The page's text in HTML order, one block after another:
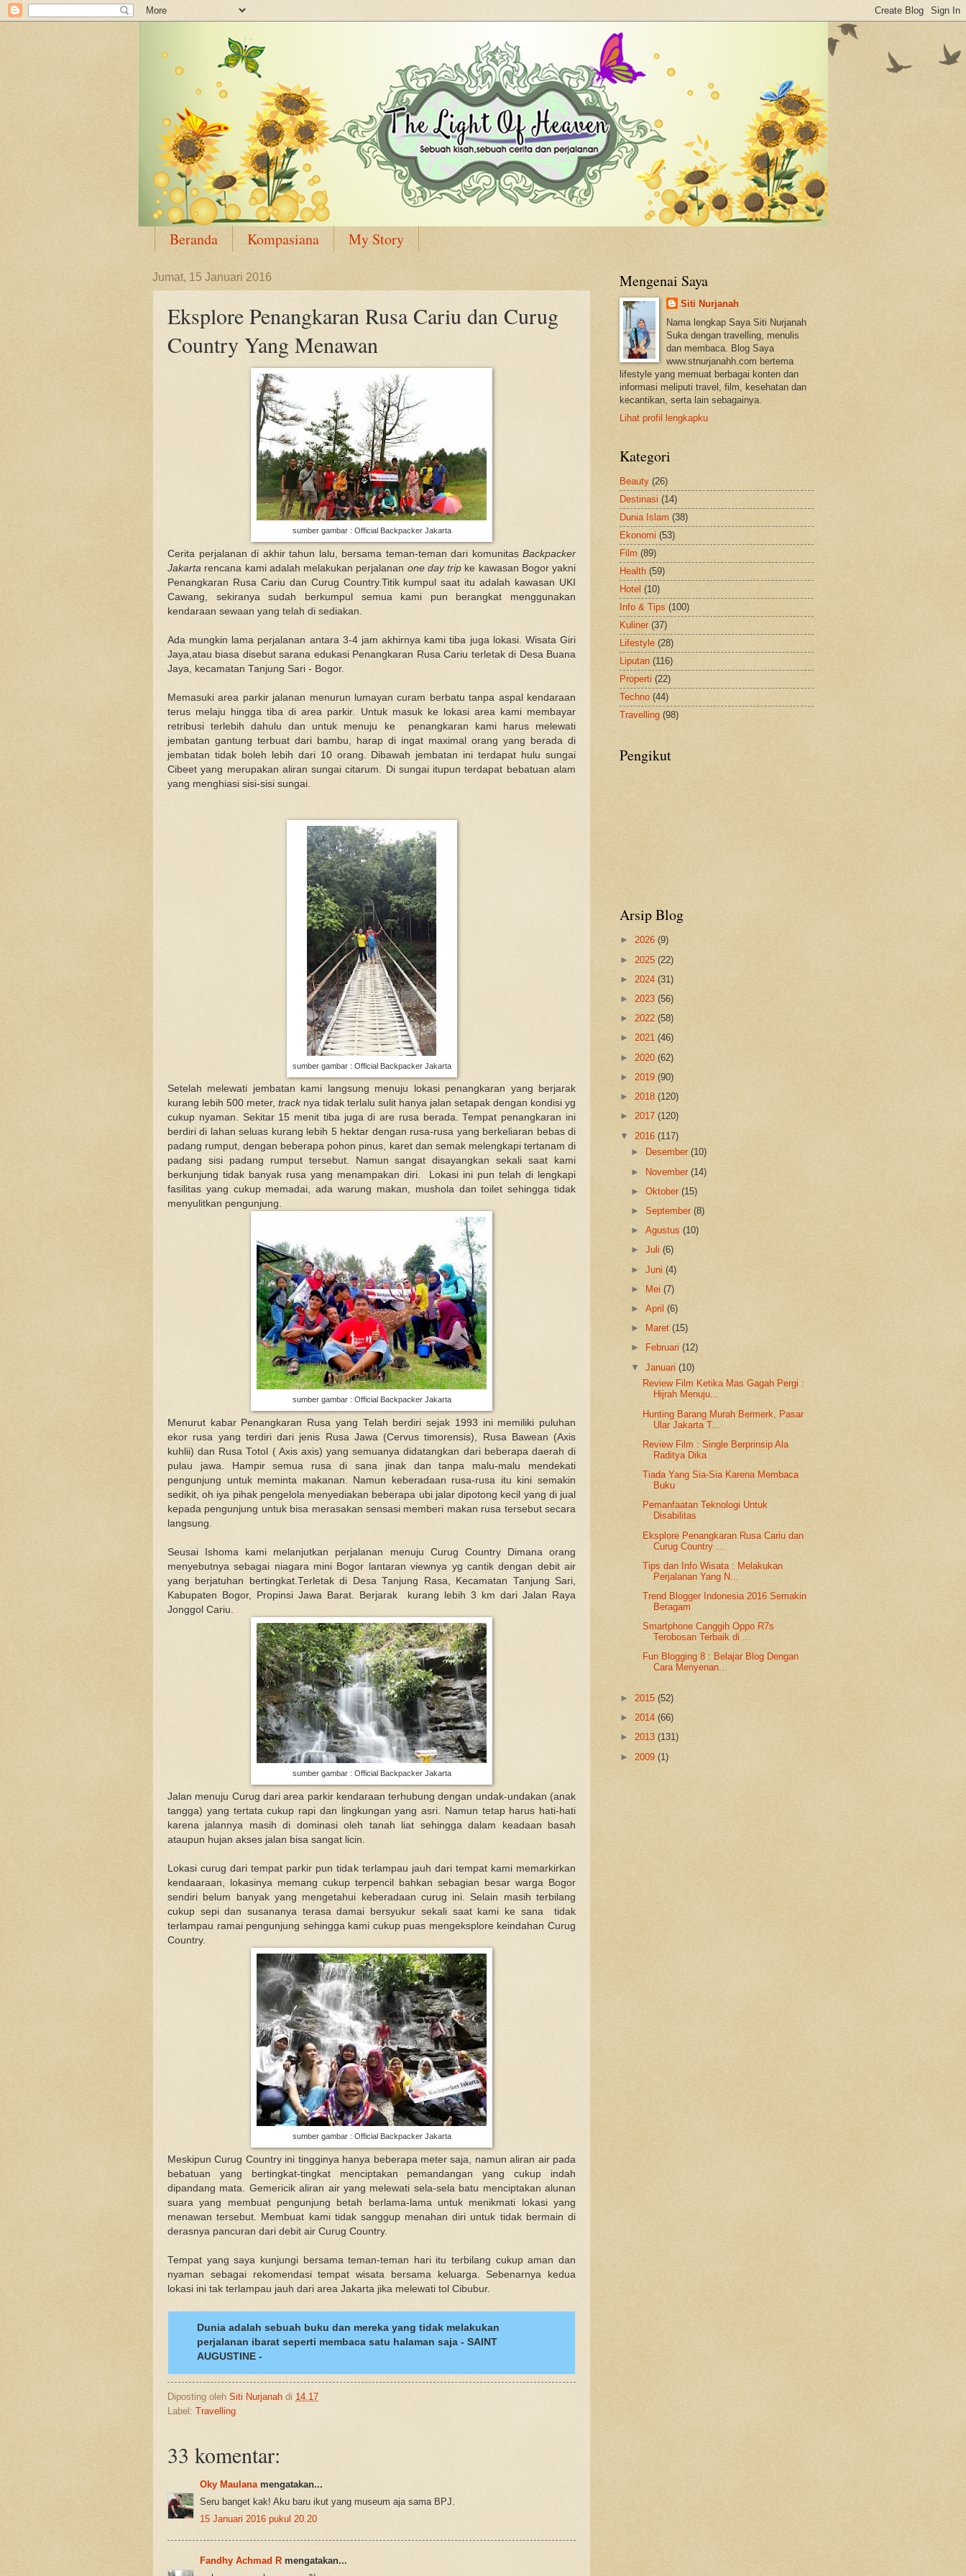
Beranda Kompasiana My Story
Jumat, 15 Januari 2016
Eksplore Penangkaran Rusa Cariu dan Curug
Country Yang Menawan
sumber gambar : Official Backpacker Jakarta
Cerita perjalanan di akhir tahun lalu, bersama teman-teman dari komunitas Backpacker
Jakarta rencana kami adalah melakukan perjalanan one day trip ke kawasan Bogor yakni
Penangkaran Rusa Cariu dan Curug Country.Titik kumpul saat itu adalah kawasan UKI
Cawang, sekiranya sudah berkumpul semua kami pun berangkat menggunakan
kendaraan sewaan yang telah di sediakan.
Ada mungkin lama perjalanan antara 3-4 jam akhirnya kami tiba juga lokasi. Wisata Giri
Jaya,atau biasa disebut sarana edukasi Penangkaran Rusa Cariu terletak di Desa Buana
Jaya, kecamatan Tanjung Sari - Bogor.
Memasuki area parkir jalanan menurun lumayan curam berbatu tanpa aspal kendaraan
terus melaju hingga tiba di area parkir. Untuk masuk ke lokasi area kami membayar
retribusi terlebih dahulu dan untuk menuju ke penangkaran kami harus melewati
jembatan gantung terbuat dari bambu, harap di ingat maximal orang yang berada di
jembatan tidak boleh lebih dari 10 orang. Dibawah jembatan ini terdapat hulu sungai
Cibeet yang merupakan aliran sungai citarum. Di sungai itupun terdapat bebatuan alam
yang menghiasi sisi-sisi sungai.
sumber gambar : Official Backpacker Jakarta
Setelah melewati jembatan kami langsung menuju lokasi penangkaran yang berjarak
kurang lebih 500 meter, track nya tidak terlalu sulit hanya jalan setapak dengan kondisi yg
cukup nyaman. Sekitar 15 menit tiba juga di are rusa berada. Tempat penangkaran ini
berdiri di lahan seluas kurang lebih 5 hektar dengan rusa-rusa yang berkeliaran bebas di
padang rumput, dengan beberapa pohon pinus, karet dan semak melengkapi tertanam di
padang sisi padang rumput tersebut. Namun sangat disayangkan sekali saat kami
berkunjung tidak banyak rusa yang menampakan diri. Lokasi ini pun telah di lengkapi
fasilitas yang cukup memadai, ada warung makan, mushola dan toilet sehingga tidak
menyulitkan pengunjung.
sumber gambar : Official Backpacker Jakarta
Menurut kabar Penangkaran Rusa yang Telah berdiri sejak 1993 ini memiliki puluhan
ekor rusa yang terdiri dari jenis Rusa Jawa (Cervus timorensis), Rusa Bawean (Axis
kuhlii) dan Rusa Totol ( Axis axis) yang semuanya didatangkan dari beberapa daerah di
pulau jawa. Hampir semua rusa di sana jinak dan tanpa malu-malu mendekati
pengunjung untuk meminta makanan. Namun keberadaan rusa-rusa itu kini semakin
sedikit, oh iya pihak pengelola menyediakan beberapa ubi jalar dipotong kecil yang di jual
kepada pengunjung untuk bisa merasakan sensasi memberi makan rusa tersebut secara
langsung.
Seusai Ishoma kami melanjutkan perjalanan menuju Curug Country Dimana orang
menyebutnya sebagai niagara mini Bogor lantaran viewnya yg cantik dengan debit air
yang berjatuhan bertingkat.Terletak di Desa Tanjung Rasa, Kecamatan Tanjung Sari,
Kabupaten Bogor, Propinsi Jawa Barat. Berjarak kurang lebih 3 km dari Jalan Raya
Jonggol Cariu.
sumber gambar : Official Backpacker Jakarta
Jalan menuju Curug dari area parkir kendaraan terhubung dengan undak-undakan (anak
tangga) yang tertata cukup rapi dan lingkungan yang asri. Namun tetap harus hati-hati
karena jalannya masih di dominasi oleh tanah liat sehingga dalam keadaan basah
ataupun hujan akses jalan bisa sangat licin.
Lokasi curug dari tempat parkir pun tidak terlampau jauh dari tempat kami memarkirkan
kendaaraan, lokasinya memang cukup terpencil bahkan sebagian besar warga Bogor
sendiri belum banyak yang mengetahui keberadaan curug ini. Selain masih terbilang
cukup sepi dan susananya terasa damai bersyukur sekali saat kami ke sana tidak
terlampau ramai pengunjung sehingga kami cukup puas mengeksplore keindahan Curug
Country.
sumber gambar : Official Backpacker Jakarta
Meskipun Curug Country ini tingginya hanya beberapa meter saja, namun aliran air pada
bebatuan yang bertingkat-tingkat menciptakan pemandangan yang cukup indah
dipandang mata. Gemericik aliran air yang melewati sela-sela batu menciptakan alunan
suara yang membuat pengunjung betah berlama-lama untuk menikmati lokasi yang
menawan tersebut. Membuat kami tidak sanggup menahan diri untuk tidak bermain di
derasnya pancuran dari debit air Curug Country.
Tempat yang saya kunjungi bersama teman-teman hari itu terbilang cukup aman dan
nyaman sebagai rekomendasi tempat wisata bersama keluarga. Sebenarnya kedua
lokasi ini tak terlampau jauh dari area Jakarta jika melewati tol Cibubur.
Dunia adalah sebuah buku dan mereka yang tidak melakukan
perjalanan ibarat seperti membaca satu halaman saja - SAINT
AUGUSTINE -
Diposting oleh Siti Nurjanah di 14.17
Label: Travelling
33 komentar:
Oky Maulana mengatakan...
Seru banget kak! Aku baru ikut yang museum aja sama BPJ.
15 Januari 2016 pukul 20.20
Fandhy Achmad R mengatakan...
Mengenai Saya
Siti Nurjanah
Nama lengkap Saya Siti Nurjanah
Suka dengan travelling, menulis
dan membaca. Blog Saya
www.stnurjanahh.com bertema
lifestyle yang memuat berbagai konten dan
informasi meliputi travel, film, kesehatan dan
kecantikan, serta lain sebagainya.
Lihat profil lengkapku
Kategori
Beauty (26)
Destinasi (14)
Dunia Islam (38)
Ekonomi (53)
Film (89)
Health (59)
Hotel (10)
Info & Tips (100)
Kuliner (37)
Lifestyle (28)
Liputan (116)
Properti (22)
Techno (44)
Travelling (98)
Pengikut
Arsip Blog
► 2026 (9)
► 2025 (22)
► 2024 (31)
► 2023 (56)
► 2022 (58)
► 2021 (46)
► 2020 (62)
► 2019 (90)
► 2018 (120)
► 2017 (120)
▼ 2016 (117)
►
Desember(10)
► November(14)
►Oktober(15)
►September(8)
►Agustus(10)
►Juli(6)
►Juni(4)
►
Mei(7)
►April(6)
►
Maret(15)
►
Februari(12)
▼Januari(10)
Review Film Ketika Mas Gagah Pergi :
Hijrah Menuju...
Hunting Barang Murah Bermerk, Pasar
Ular Jakarta T...
Review Film : Single Berprinsip Ala
Raditya Dika
Tiada Yang Sia-Sia Karena Membaca
Buku
Pemanfaatan Teknologi Untuk
Disabilitas
Eksplore Penangkaran Rusa Cariu dan
Curug Country ...
Tips dan Info Wisata : Melakukan
Perjalanan Yang N...
Trend Blogger Indonesia 2016 Semakin
Beragam
Smartphone Canggih Oppo R7s
Terobosan Terbaik di ...
Fun Blogging 8 : Belajar Blog Dengan
Cara Menyenan...
► 2015 (52)
► 2014 (66)
► 2013 (131)
► 2009 (1)